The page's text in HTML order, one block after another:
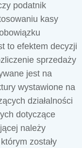
podatnik
kasy
to efektem decyzji
sprzedaży
jest na
wystawione na
działalności
dotyczące
należy
zostały